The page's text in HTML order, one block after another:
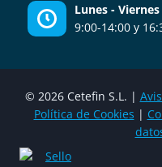
Lunes - Viernes
9:00-14:00 y
© 2026 Cetefin S.L. |
Política de Cookies |